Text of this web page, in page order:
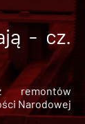
- cz.
remontów
Narodowej